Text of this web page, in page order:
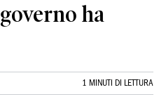
ha
1 MINUTI DI LETTURA